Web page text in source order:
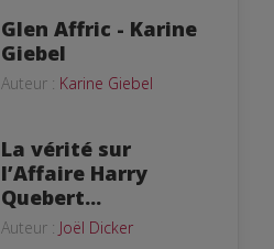
Glen Affric - Karine
Giebel
Auteur : Karine Giebel
La vérité sur
l’Affaire Harry
Quebert...
Auteur : Joël Dicker